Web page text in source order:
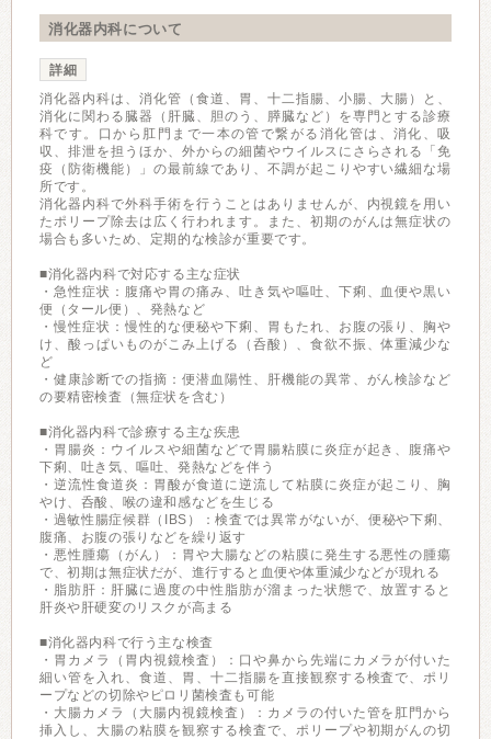
消化器内科について
詳細
消化器内科は、消化管（食道、胃、十二指腸、小腸、大腸）と、
消化に関わる臓器（肝臓、胆のう、膵臓など）を専門とする診療
科です。口から肛門まで一本の管で繋がる消化管は、消化、吸
収、排泄を担うほか、外からの細菌やウイルスにさらされる「免
疫（防衛機能）」の最前線であり、不調が起こりやすい繊細な場
所です。
消化器内科で外科手術を行うことはありませんが、内視鏡を用い
たポリープ除去は広く行われます。また、初期のがんは無症状の
場合も多いため、定期的な検診が重要です。
■消化器内科で対応する主な症状
・急性症状：腹痛や胃の痛み、吐き気や嘔吐、下痢、血便や黒い
便（タール便）、発熱など
・慢性症状：慢性的な便秘や下痢、胃もたれ、お腹の張り、胸や
け、酸っぱいものがこみ上げる（呑酸）、食欲不振、体重減少な
ど
・健康診断での指摘：便潜血陽性、肝機能の異常、がん検診など
の要精密検査（無症状を含む）
■消化器内科で診療する主な疾患
・胃腸炎：ウイルスや細菌などで胃腸粘膜に炎症が起き、腹痛や
下痢、吐き気、嘔吐、発熱などを伴う
・逆流性食道炎：胃酸が食道に逆流して粘膜に炎症が起こり、胸
やけ、呑酸、喉の違和感などを生じる
・過敏性腸症候群（IBS）：検査では異常がないが、便秘や下痢、
腹痛、お腹の張りなどを繰り返す
・悪性腫瘍（がん）：胃や大腸などの粘膜に発生する悪性の腫瘍
で、初期は無症状だが、進行すると血便や体重減少などが現れる
・脂肪肝：肝臓に過度の中性脂肪が溜まった状態で、放置すると
肝炎や肝硬変のリスクが高まる
■消化器内科で行う主な検査
・胃カメラ（胃内視鏡検査）：口や鼻から先端にカメラが付いた
細い管を入れ、食道、胃、十二指腸を直接観察する検査で、ポリ
ープなどの切除やピロリ菌検査も可能
・大腸カメラ（大腸内視鏡検査）：カメラの付いた管を肛門から
挿入し、大腸の粘膜を観察する検査で、ポリープや初期がんの切